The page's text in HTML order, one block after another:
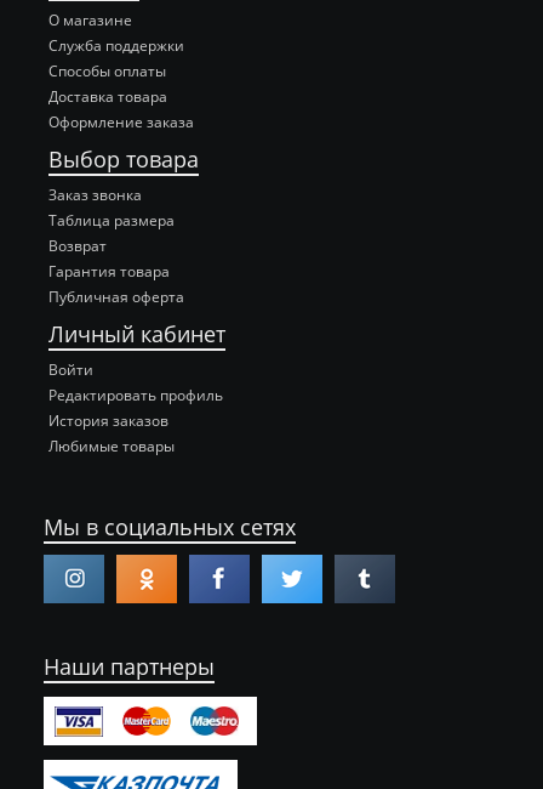
О магазине
Служба поддержки
Способы оплаты
Доставка товара
Оформление заказа
Выбор товара
Заказ звонка
Таблица размера
Возврат
Гарантия товара
Публичная оферта
Личный кабинет
Войти
Редактировать профиль
История заказов
Любимые товары
Мы в социальных сетях
Наши партнеры